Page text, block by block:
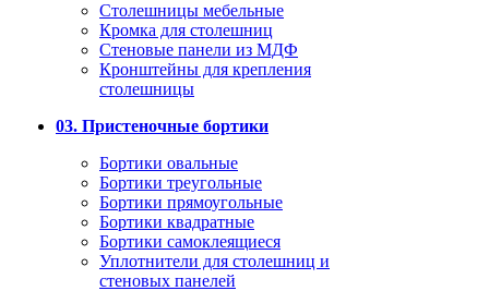
Столешницы мебельные
Кромка для столешниц
Стеновые панели из МДФ
Кронштейны для крепления
столешницы
03. Пристеночные бортики
Бортики овальные
Бортики треугольные
Бортики прямоугольные
Бортики квадратные
Бортики самоклеящиеся
Уплотнители для столешниц и
стеновых панелей